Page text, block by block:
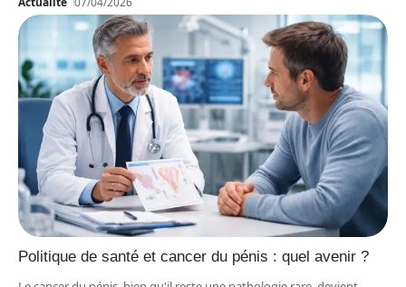
Politique de santé et cancer du pénis : quel avenir ?